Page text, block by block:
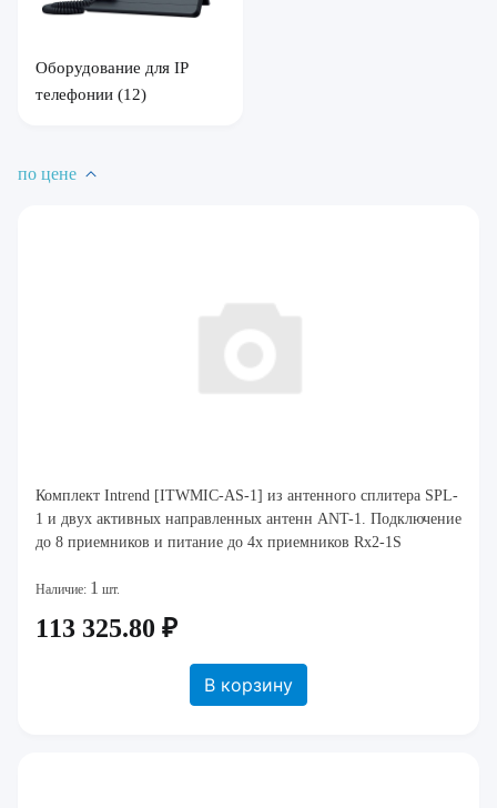
Оборудование для IP
телефонии (12)
по цене
Комплект Intrend [ITWMIC-AS-1] из антенного сплитера SPL-
1 и двух активных направленных антенн ANT-1. Подключение
до 8 приемников и питание до 4х приемников Rx2-1S
Наличие: 1 шт.
113 325.80 ₽
В корзину